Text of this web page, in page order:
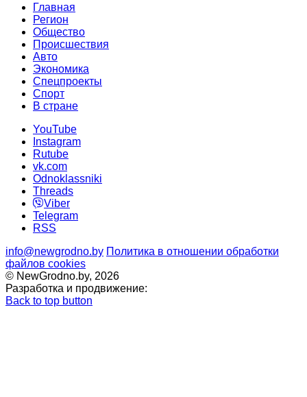
Главная
Регион
Общество
Происшествия
Авто
Экономика
Спецпроекты
Cпорт
В стране
YouTube
Instagram
Rutube
vk.com
Odnoklassniki
Threads
Viber
Telegram
RSS
info@newgrodno.by Политика в отношении обработки
файлов cookies
© NewGrodno.by, 2026
Разработка и продвижение:
Back to top button